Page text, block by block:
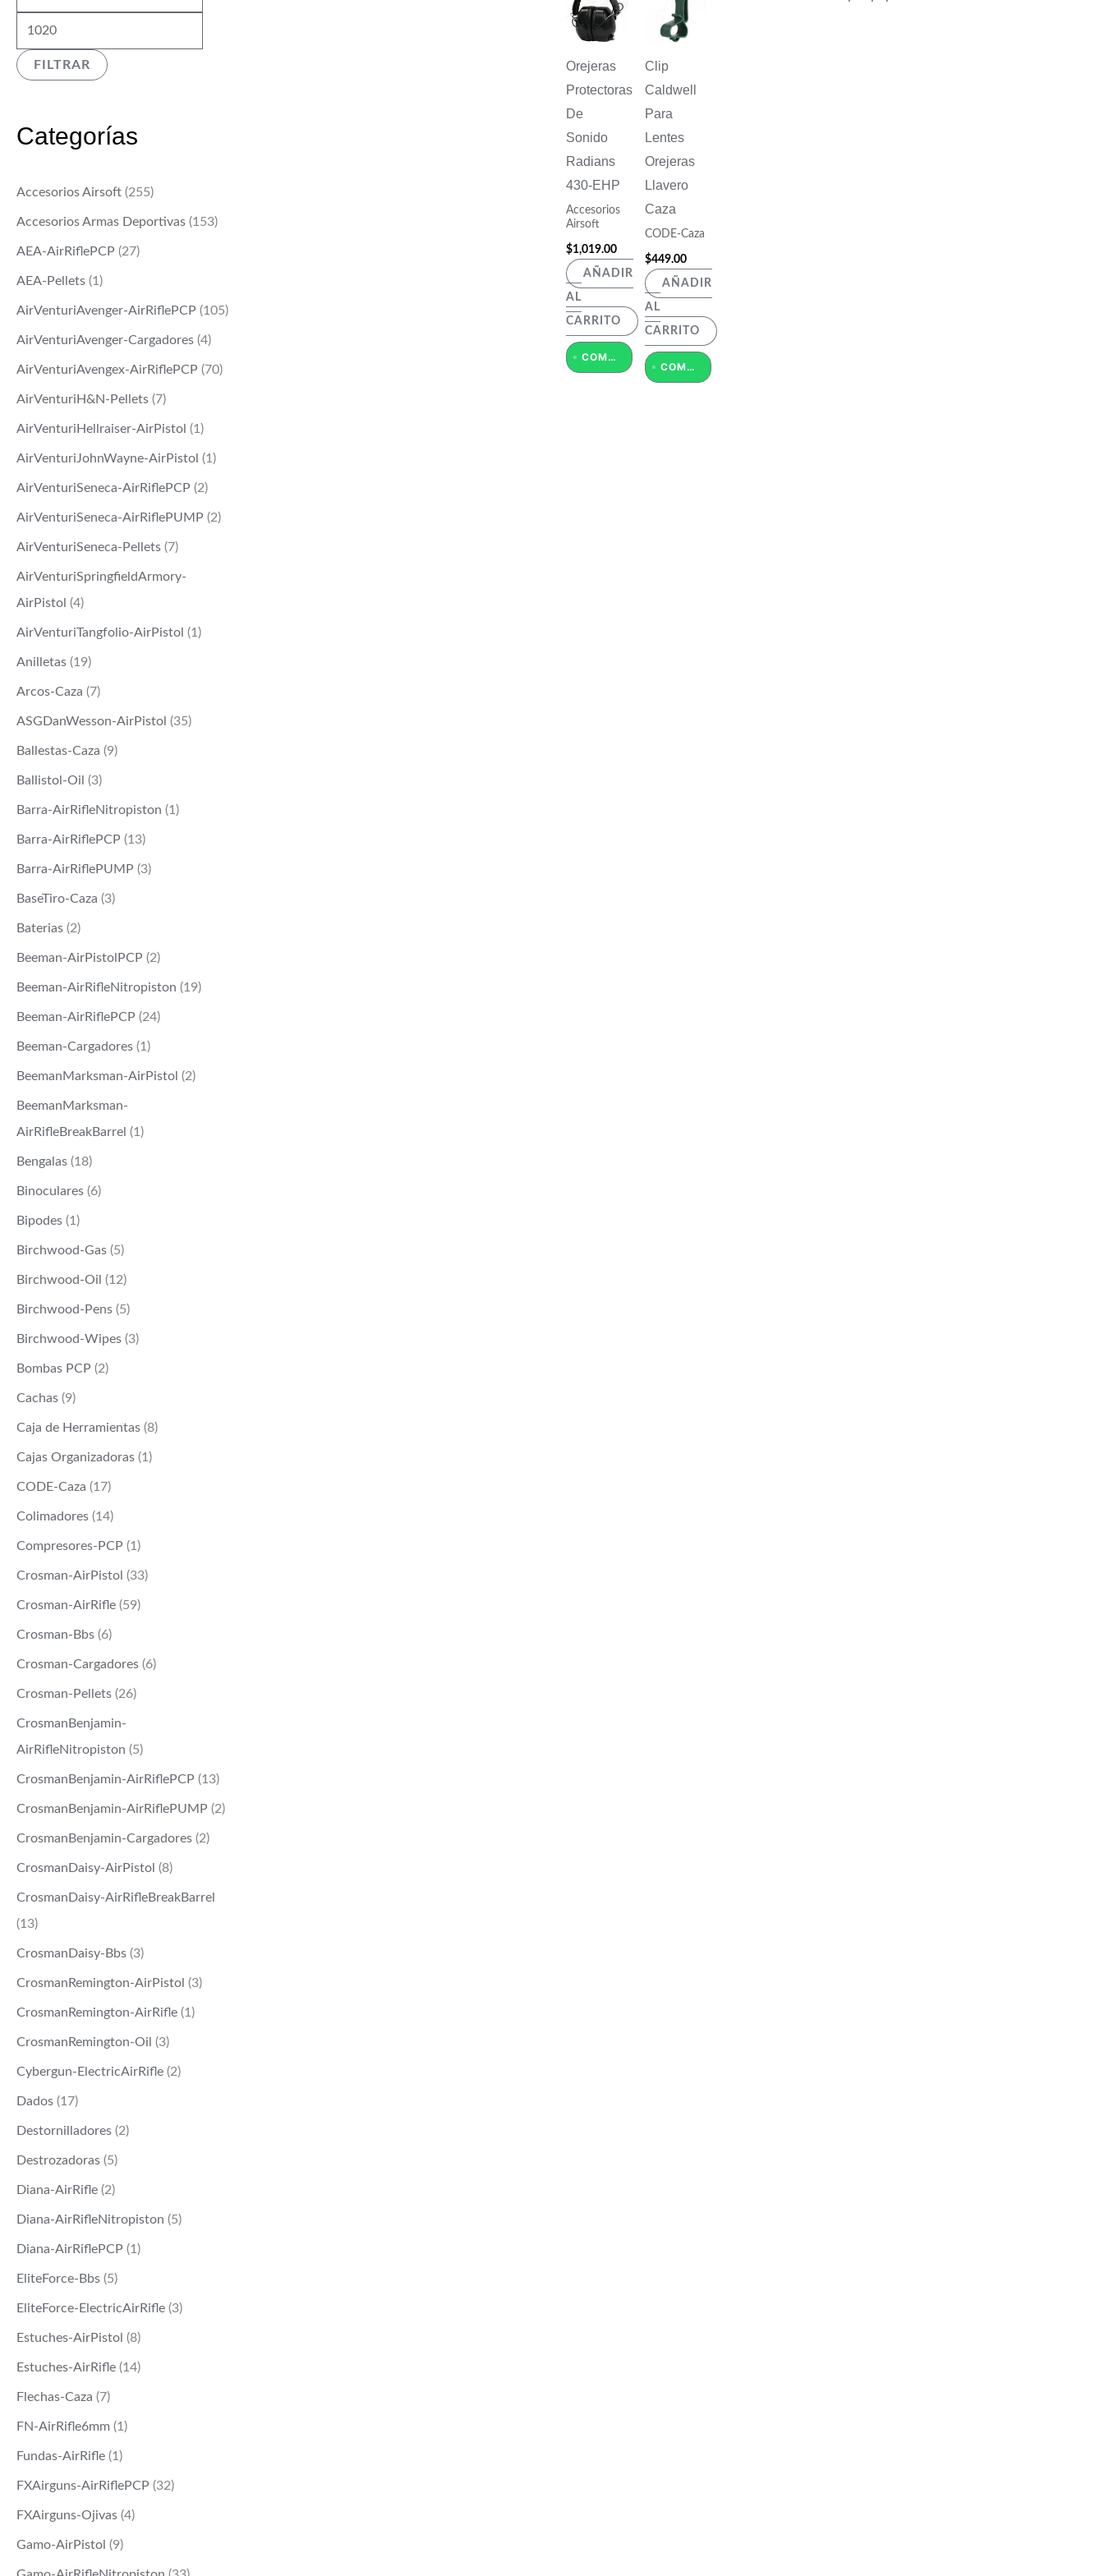
í
i
FILTRAR
Categorías
Accesorios Airsoft (255)
Accesorios Armas Deportivas (153)
AEA-AirRiflePCP (27)
AEA-Pellets (1)
AirVenturiAvenger-AirRiflePCP (105)
AirVenturiAvenger-Cargadores (4)
AirVenturiAvengex-AirRiflePCP (70)
AirVenturiH&N-Pellets (7)
AirVenturiHellraiser-AirPistol (1)
AirVenturiJohnWayne-AirPistol (1)
AirVenturiSeneca-AirRiflePCP (2)
AirVenturiSeneca-AirRiflePUMP (2)
AirVenturiSeneca-Pellets (7)
AirVenturiSpringfieldArmory-
AirPistol (4)
AirVenturiTangfolio-AirPistol (1)
Anilletas (19)
Arcos-Caza (7)
ASGDanWesson-AirPistol (35)
Ballestas-Caza (9)
Ballistol-Oil (3)
Barra-AirRifleNitropiston (1)
Barra-AirRiflePCP (13)
Barra-AirRiflePUMP (3)
BaseTiro-Caza (3)
Baterias (2)
Beeman-AirPistolPCP (2)
Beeman-AirRifleNitropiston (19)
Beeman-AirRiflePCP (24)
Beeman-Cargadores (1)
BeemanMarksman-AirPistol (2)
BeemanMarksman-
AirRifleBreakBarrel (1)
Bengalas (18)
Binoculares (6)
Bipodes (1)
Birchwood-Gas (5)
Birchwood-Oil (12)
Birchwood-Pens (5)
Birchwood-Wipes (3)
Bombas PCP (2)
Cachas (9)
Caja de Herramientas (8)
Cajas Organizadoras (1)
CODE-Caza (17)
Colimadores (14)
Compresores-PCP (1)
Crosman-AirPistol (33)
Crosman-AirRifle (59)
Crosman-Bbs (6)
Crosman-Cargadores (6)
Crosman-Pellets (26)
CrosmanBenjamin-
AirRifleNitropiston (5)
CrosmanBenjamin-AirRiflePCP (13)
CrosmanBenjamin-AirRiflePUMP (2)
CrosmanBenjamin-Cargadores (2)
CrosmanDaisy-AirPistol (8)
CrosmanDaisy-AirRifleBreakBarrel
(13)
CrosmanDaisy-Bbs (3)
CrosmanRemington-AirPistol (3)
CrosmanRemington-AirRifle (1)
CrosmanRemington-Oil (3)
Cybergun-ElectricAirRifle (2)
Dados (17)
Destornilladores (2)
Destrozadoras (5)
Diana-AirRifle (2)
Diana-AirRifleNitropiston (5)
Diana-AirRiflePCP (1)
EliteForce-Bbs (5)
EliteForce-ElectricAirRifle (3)
Estuches-AirPistol (8)
Estuches-AirRifle (14)
Flechas-Caza (7)
FN-AirRifle6mm (1)
Fundas-AirRifle (1)
FXAirguns-AirRiflePCP (32)
FXAirguns-Ojivas (4)
Gamo-AirPistol (9)
Orejeras
Protectoras
De
Sonido
Radians
430-EHP
Accesorios
Airsoft
$1,019.00
AÑADIR
AL
CARRITO
COMPRAR POR WHATSAPP
Clip
Caldwell
Para
Lentes
Orejeras
Llavero
Caza
CODE-Caza
$449.00
AÑADIR
AL
CARRITO
COMPRAR POR WHATSAPP